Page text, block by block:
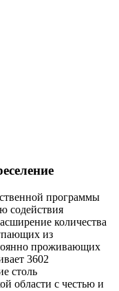
программы
содействия
количества
из
проживающих
3602
столь
области с честью и